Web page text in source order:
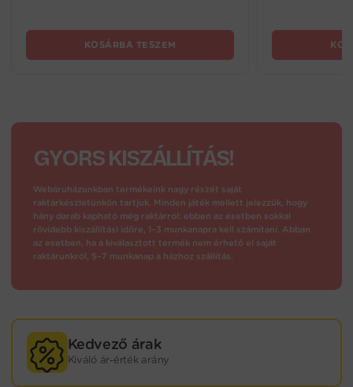
KOSÁRBA TESZEM
GYORS KISZÁLLÍTÁS!
Webáruházunkban termékeink nagy részét saját
raktárkészletünkön tartjuk. Minden játék mellett jelezzük, hogy
hány darab kapható még raktárról: ebben az esetben sokkal
rövidebb kiszállítási időre, 1–3 munkanapra kell számítani. Abban
az esetben, ha a kiválasztott termék nem érhető el saját
raktárunkról, 5–7 munkanap a házhoz szállítás.
Kedvező árak
Kiváló ár-érték arány